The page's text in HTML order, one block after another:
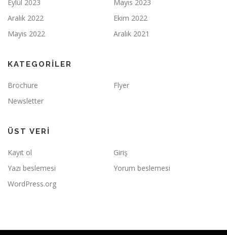
Eylül 2023
Mayıs 2023
Aralık 2022
Ekim 2022
Mayıs 2022
Aralık 2021
KATEGORILER
Brochure
Flyer
Newsletter
ÜST VERI
Kayıt ol
Giriş
Yazı beslemesi
Yorum beslemesi
WordPress.org